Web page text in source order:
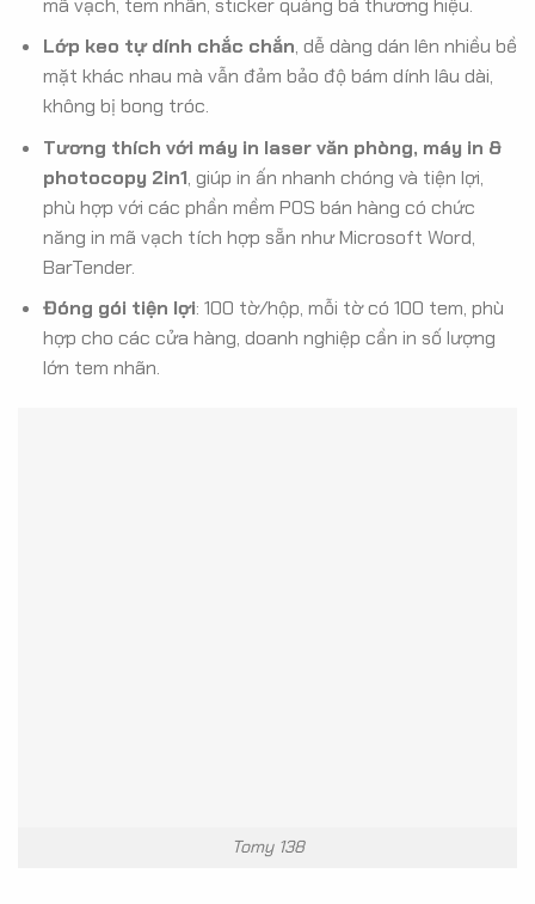
Lớp keo tự dính chắc chắn, dễ dàng dán lên nhiều bề
mặt khác nhau mà vẫn đảm bảo độ bám dính lâu dài,
không bị bong tróc.
Tương thích với máy in laser văn phòng, máy in &
photocopy 2in1, giúp in ấn nhanh chóng và tiện lợi,
phù hợp với các phần mềm POS bán hàng có chức
năng in mã vạch tích hợp sẵn như Microsoft Word,
BarTender.
Đóng gói tiện lợi: 100 tờ/hộp, mỗi tờ có 100 tem, phù
hợp cho các cửa hàng, doanh nghiệp cần in số lượng
lớn tem nhãn.
Tomy 138